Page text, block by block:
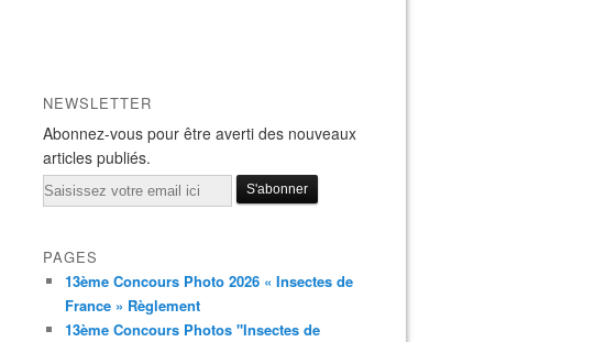
NEWSLETTER
Abonnez-vous pour être averti des nouveaux
articles publiés.
Email
PAGES
13ème Concours Photo 2026 « Insectes de
France » Règlement
13ème Concours Photos "Insectes de